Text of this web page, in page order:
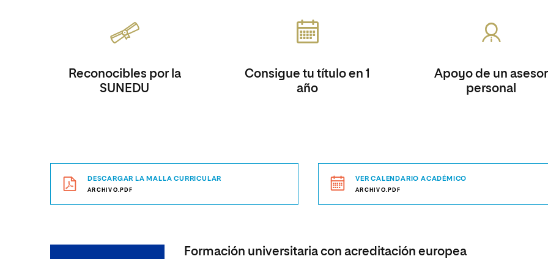
Reconocibles por la
SUNEDU
Consigue tu título en 1
año
Apoyo de un asesor
personal
DESCARGAR LA MALLA CURRICULAR
ARCHIVO.PDF
VER CALENDARIO ACADÉMICO
ARCHIVO.PDF
Formación universitaria con acreditación europea